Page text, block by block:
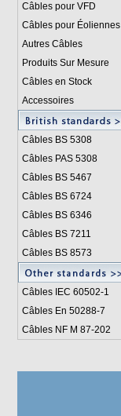
Câbles pour VFD
Câbles pour Éoliennes
Autres Câbles
Produits Sur Mesure
Câbles en Stock
Accessoires
Câbles BS 5308
Câbles PAS 5308
Câbles BS 5467
Câbles BS 6724
Câbles BS 6346
Câbles BS 7211
Câbles BS 8573
Câbles IEC 60502-1
Câbles En 50288-7
Câbles NF M 87-202